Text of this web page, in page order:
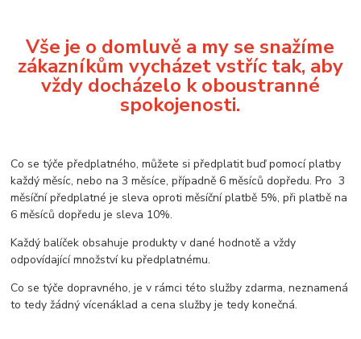
Vše je o domluvě a my se snažíme
zákazníkům vycházet vstříc tak, aby
vždy docházelo k oboustranné
spokojenosti.
Co se týče předplatného, můžete si předplatit buď pomocí platby
každý měsíc, nebo na 3 měsíce, případně 6 měsíců dopředu. Pro 3
měsíční předplatné je sleva oproti měsíční platbě 5%, při platbě na
6 měsíců dopředu je sleva 10%.
Každý balíček obsahuje produkty v dané hodnotě a vždy
odpovídající množství ku předplatnému.
Co se týče dopravného, je v rámci této služby zdarma, neznamená
to tedy žádný vícenáklad a cena služby je tedy konečná.